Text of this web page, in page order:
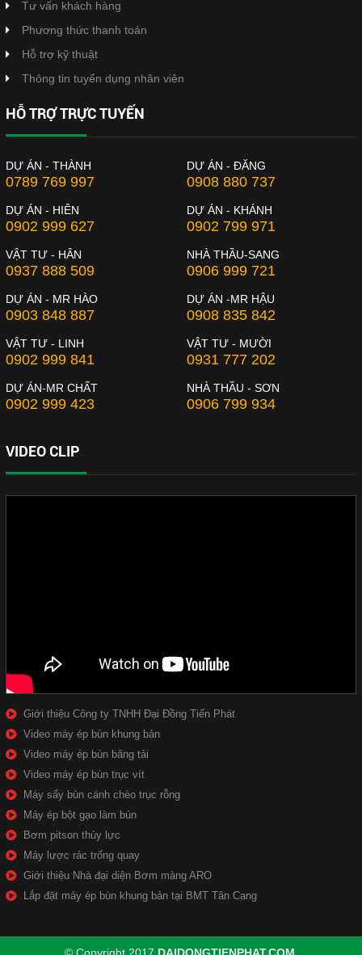
Tư vấn khách hàng
Phương thức thanh toán
Hỗ trợ kỹ thuật
Thông tin tuyển dụng nhân viên
HỖ TRỢ TRỰC TUYẾN
DỰ ÁN - THÀNH
0789 769 997
DỰ ÁN - ĐĂNG
0908 880 737
DỰ ÁN - HIÊN
0902 999 627
DỰ ÁN - KHÁNH
0902 799 971
VẬT TƯ - HÂN
0937 888 509
NHÀ THẦU-SANG
0906 999 721
DỰ ÁN - MR HÀO
0903 848 887
DỰ ÁN -MR HẬU
0908 835 842
VẬT TƯ - LINH
0902 999 841
VẬT TƯ - MƯỜI
0931 777 202
DỰ ÁN-MR CHẤT
0902 999 423
NHÀ THẦU - SƠN
0906 799 934
VIDEO CLIP
Giới thiệu Công ty TNHH Đại Đồng Tiến Phát
Video máy ép bùn khung bản
Video máy ép bùn băng tải
Video máy ép bùn trục vít
Máy sấy bùn cánh chèo trục rỗng
Máy ép bột gạo làm bún
Bơm pitson thủy lực
Máy lược rác trống quay
Giới thiệu Nhà đại diện Bơm màng ARO
Lắp đặt máy ép bùn khung bản tại BMT Tân Cang